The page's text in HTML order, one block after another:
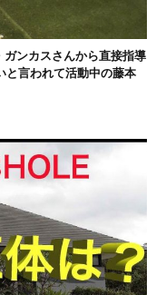
ガンカスさんから直接指導
と言われて活動中の藤本